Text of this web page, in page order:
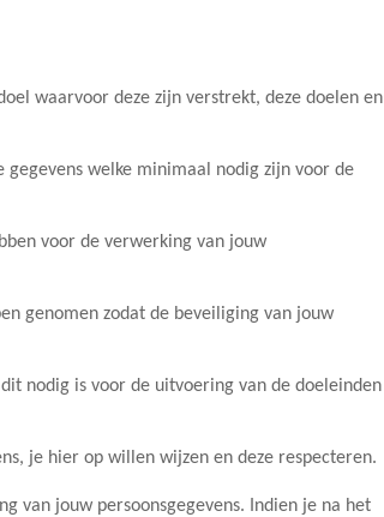
waarvoor deze zijn verstrekt, deze doelen en
welke minimaal nodig zijn voor de
voor de verwerking van jouw
genomen zodat de beveiliging van jouw
nodig is voor de uitvoering van de doeleinden
je hier op willen wijzen en deze respecteren.
van jouw persoonsgegevens. Indien je na het